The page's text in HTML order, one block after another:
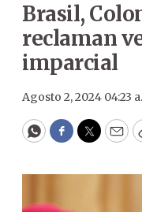
Brasil,
reclaman
imparcial
Agosto 2, 2024 04:23
WhatsApp
Facebook
Twitter